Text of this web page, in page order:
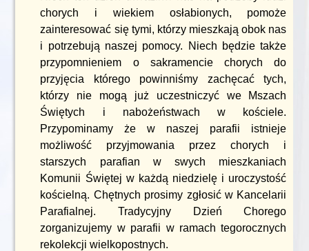
chorych i wiekiem osłabionych, pomoże
zainteresować się tymi, którzy mieszkają obok nas
i potrzebują naszej pomocy. Niech będzie także
przypomnieniem o sakramencie chorych do
przyjęcia którego powinniśmy zachęcać tych,
którzy nie mogą już uczestniczyć we Mszach
Świętych i nabożeństwach w kościele.
Przypominamy że w naszej parafii istnieje
możliwość przyjmowania przez chorych i
starszych parafian w swych mieszkaniach
Komunii Świętej w każdą niedzielę i uroczystość
kościelną. Chętnych prosimy zgłosić w Kancelarii
Parafialnej. Tradycyjny Dzień Chorego
zorganizujemy w parafii w ramach tegorocznych
rekolekcji wielkopostnych.